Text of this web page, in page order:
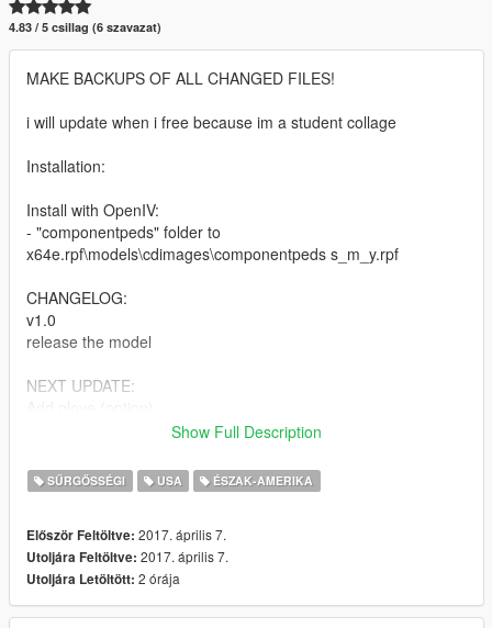
4.83 / 5 csillag (6 szavazat)
MAKE BACKUPS OF ALL CHANGED FILES!
i will update when i free because im a student collage
Installation:
Install with OpenIV:
- "componentpeds" folder to
x64e.rpf\models\cdimages\componentpeds s_m_y.rpf
CHANGELOG:
v1.0
release the model
NEXT UPDATE:
Bugs:
Decal 1 (nametag & medal) & upper 0 pocket (both front
Feel free to edit the files, just make sure to credit me. However,
don't re-upload if you have not changed anything.
Show Full Description
SŰRGŐSSÉGI USA ÉSZAK-AMERIKA
Először Feltöltve: 2017. április 7.
Utoljára Feltöltve: 2017. április 7.
Utoljára Letöltött: 2 órája